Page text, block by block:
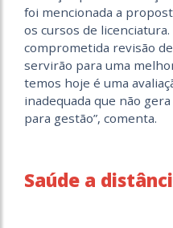
foi mencionada a
os cursos de
comprometida revisão
servirão para uma
temos hoje é uma
inadequada que não
para gestão”, comenta.
Saúde a